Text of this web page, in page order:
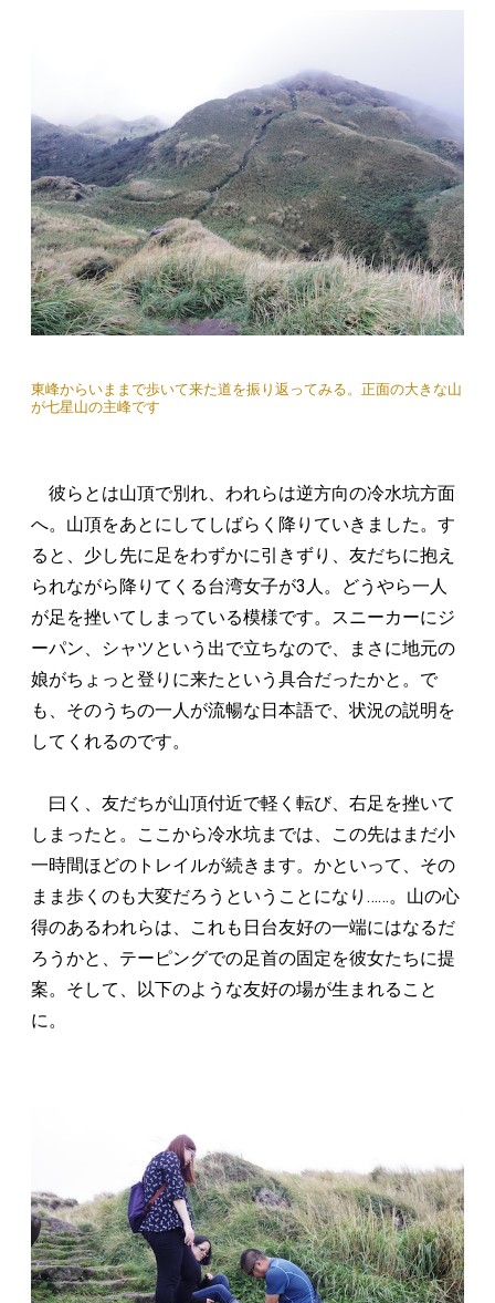
東峰からいままで歩いて来た道を振り返ってみる。正面の大きな山
が七星山の主峰です
彼らとは山頂で別れ、われらは逆方向の冷水坑方面
へ。山頂をあとにしてしばらく降りていきました。す
ると、少し先に足をわずかに引きずり、友だちに抱え
られながら降りてくる台湾女子が3人。どうやら一人
が足を挫いてしまっている模様です。スニーカーにジ
ーパン、シャツという出で立ちなので、まさに地元の
娘がちょっと登りに来たという具合だったかと。で
も、そのうちの一人が流暢な日本語で、状況の説明を
してくれるのです。
曰く、友だちが山頂付近で軽く転び、右足を挫いて
しまったと。ここから冷水坑までは、この先はまだ小
一時間ほどのトレイルが続きます。かといって、その
まま歩くのも大変だろうということになり……。山の心
得のあるわれらは、これも日台友好の一端にはなるだ
ろうかと、テーピングでの足首の固定を彼女たちに提
案。そして、以下のような友好の場が生まれること
に。